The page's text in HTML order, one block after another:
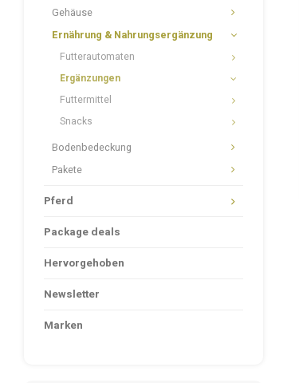
Gehäuse
Ernährung & Nahrungsergänzung
Futterautomaten
Ergänzungen
Futtermittel
Snacks
Bodenbedeckung
Pakete
Pferd
Package deals
Hervorgehoben
Newsletter
Marken